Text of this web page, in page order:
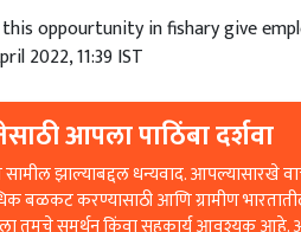
this oppourtunity in fishary give
2022, 11:39 IST
आपला पाठिंबा दर्शवा
झाल्याबद्दल धन्यवाद. आपल्यासारखे
बळकट करण्यासाठी आणि ग्रामीण
तुमचे समर्थन किंवा सहकार्य आवश्यक आहे.